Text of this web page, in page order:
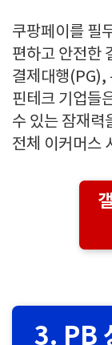
쿠팡페이를 필
편하고 안전한
결제대행(PG),
핀테크 기업들
수 있는 잠재력
전체 이커머스
3. PB